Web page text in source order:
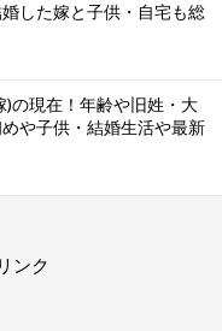
した嫁と子供・自宅も総
の現在！年齢や旧姓・大
や子供・結婚生活や最新
ンク